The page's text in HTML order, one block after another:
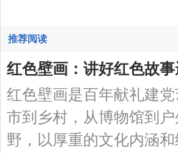
推荐阅读
红色壁画：讲好红色故
红色壁画是百年献礼建
市到乡村，从博物馆到
野，以厚重的文化内涵